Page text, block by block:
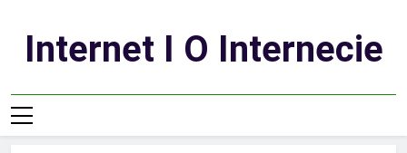
contentInternet I O Internecie